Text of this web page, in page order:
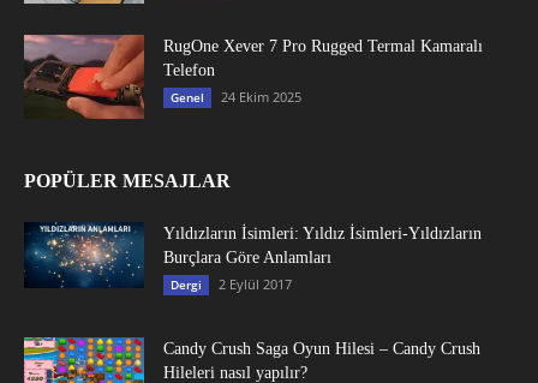
RugOne Xever 7 Pro Rugged Termal Kamaralı
Telefon
Genel 24 Ekim 2025
POPÜLER MESAJLAR
Yıldızların İsimleri: Yıldız İsimleri-Yıldızların
Burçlara Göre Anlamları
Dergi 2 Eylül 2017
Candy Crush Saga Oyun Hilesi – Candy Crush
Hileleri nasıl yapılır?